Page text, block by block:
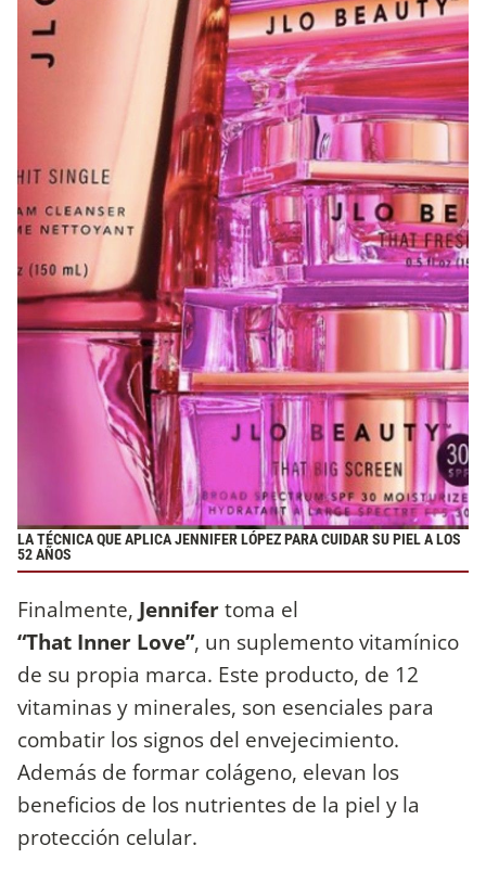
LA TÉCNICA QUE APLICA JENNIFER LÓPEZ PARA CUIDAR SU PIEL A LOS
52 AÑOS
Finalmente, Jennifertoma el
“That Inner Love”, un suplemento vitamínico
de su propia marca. Este producto, de 12
vitaminas y minerales, son esenciales para
combatir los signos del envejecimiento.
Además de formar colágeno, elevan los
beneficios de los nutrientes de la piel y la
protección celular.